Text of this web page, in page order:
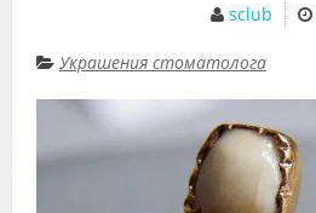
Вакансии
Резюме
Объявления
sclub
Украшения стоматолога